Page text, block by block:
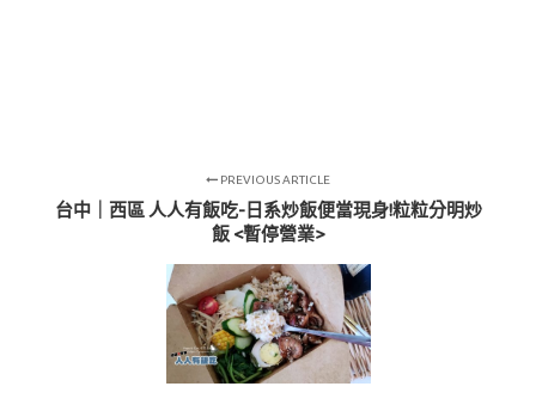
PREVIOUS ARTICLE
台中｜西區 人人有飯吃-日系炒飯便當現身!粒粒分明炒
飯 <暫停營業>